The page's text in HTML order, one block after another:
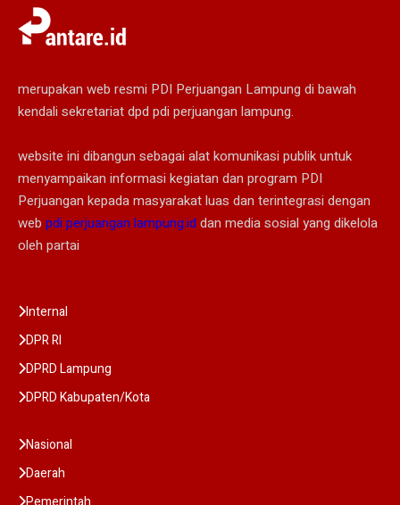
merupakan web resmi PDI Perjuangan Lampung di bawah
kendali sekretariat dpd pdi perjuangan lampung.
website ini dibangun sebagai alat komunikasi publik untuk
menyampaikan informasi kegiatan dan program PDI
Perjuangan kepada masyarakat luas dan terintegrasi dengan
web pdi perjuangan lampung.id dan media sosial yang dikelola
oleh partai
Internal
DPR RI
DPRD Lampung
DPRD Kabupaten/Kota
Nasional
Daerah